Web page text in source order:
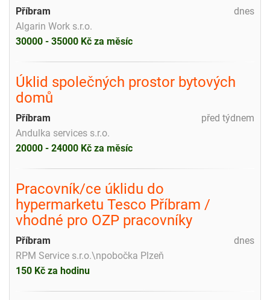
dnes
Příbram
Algarin Work s.r.o.
30000 - 35000 Kč za měsíc
Úklid společných prostor bytových
domů
před týdnem
Příbram
Andulka services s.r.o.
20000 - 24000 Kč za měsíc
Pracovník/ce úklidu do
hypermarketu Tesco Příbram /
vhodné pro OZP pracovníky
dnes
Příbram
RPM Service s.r.o.\npobočka Plzeň
150 Kč za hodinu